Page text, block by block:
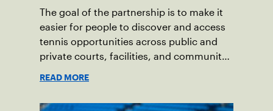
The goal of the partnership is to make it
easier for people to discover and access
tennis opportunities across public and
private courts, facilities, and community
READ MORE